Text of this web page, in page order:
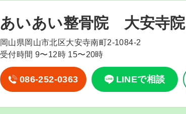
あいあい整骨院 大安寺院
岡山県岡山市北区大安寺南町2-1084-2
受付時間 9〜12時 15〜20時
086-252-0363 LINEで相談